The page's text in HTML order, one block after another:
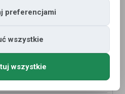
Kolonko Mówi Jak
preferencjami
wszystkie
wszystkie